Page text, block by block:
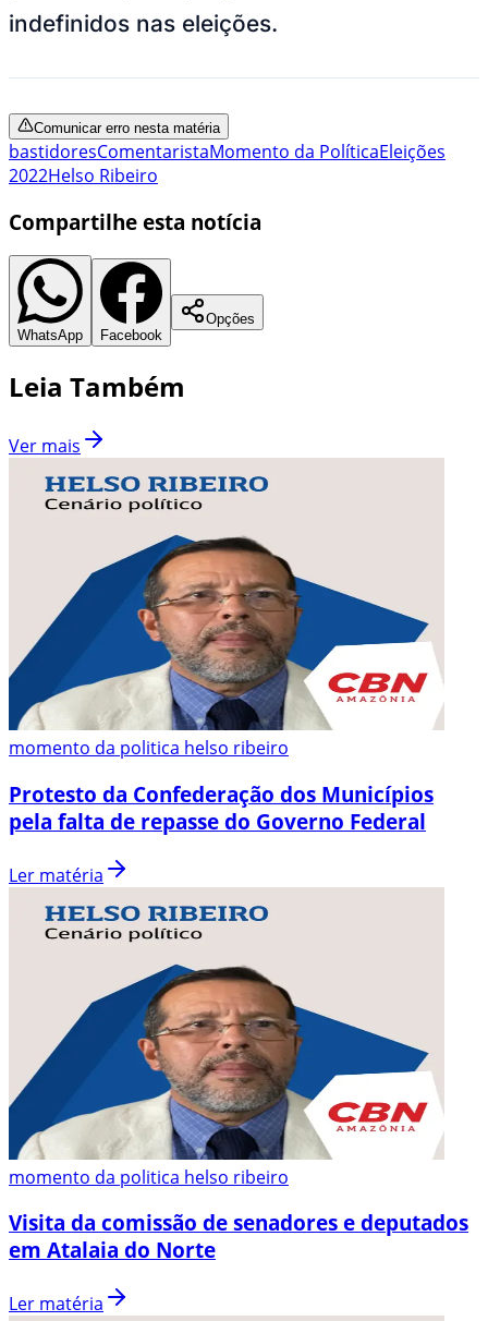
indefinidos nas eleições.
Comunicar erro nesta matéria
bastidoresComentaristaMomento da PolíticaEleições
2022Helso Ribeiro
Compartilhe esta notícia
WhatsApp Facebook
Opções
Leia Também
Ver mais
momento da politica helso ribeiro
Protesto da Confederação dos Municípios
pela falta de repasse do Governo Federal
Ler matéria
momento da politica helso ribeiro
Visita da comissão de senadores e deputados
em Atalaia do Norte
Ler matéria